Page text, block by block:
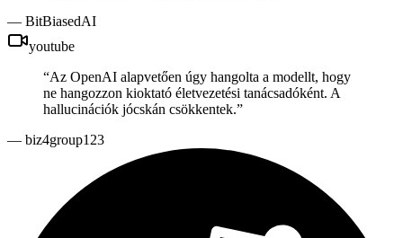
— BitBiasedAI
youtube
“Az OpenAI alapvetően úgy hangolta a modellt, hogy
ne hangozzon kioktató életvezetési tanácsadóként. A
hallucinációk jócskán csökkentek.”
— biz4group123